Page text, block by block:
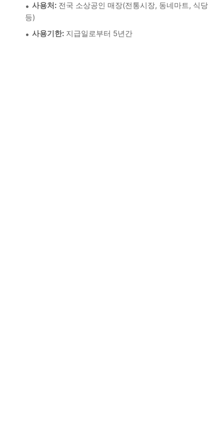
사용처: 전국 소상공인 매장(전통시장, 동네마트, 식당
등)
사용기한: 지급일로부터 5년간